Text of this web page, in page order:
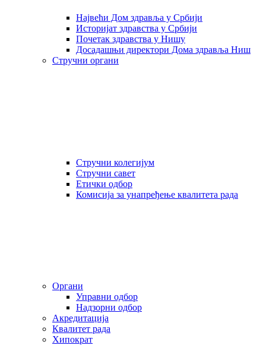
Највећи Дом здравља у Србији
Историјат здравства у Србији
Почетак здравства у Нишу
Досадашњи директори Дома здравља Ниш
Стручни органи
Стручни колегијум
Стручни савет
Етички одбор
Комисија за унапређење квалитета рада
Органи
Управни одбор
Надзорни одбор
Акредитација
Квалитет рада
Хипократ